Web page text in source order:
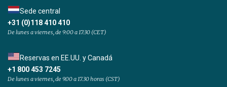
Sede central
+31 (0)118 410 410
De lunes a viernes, de 9:00 a 17:30 (CET)
Reservas en EE.UU. y Canadá
+1 800 453 7245
De lunes a viernes, de 9.00 a 17.30 horas (CST)